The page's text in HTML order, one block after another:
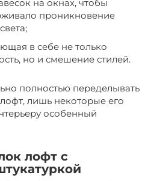
на окнах, чтобы
проникновение
в себе не только
но и смешение стилей.
полностью переделывать
лишь некоторые его
особенный
лофт с